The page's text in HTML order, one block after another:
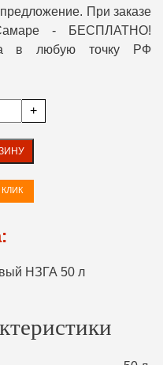
При заказе
- БЕСПЛАТНО!
в любую точку РФ
+